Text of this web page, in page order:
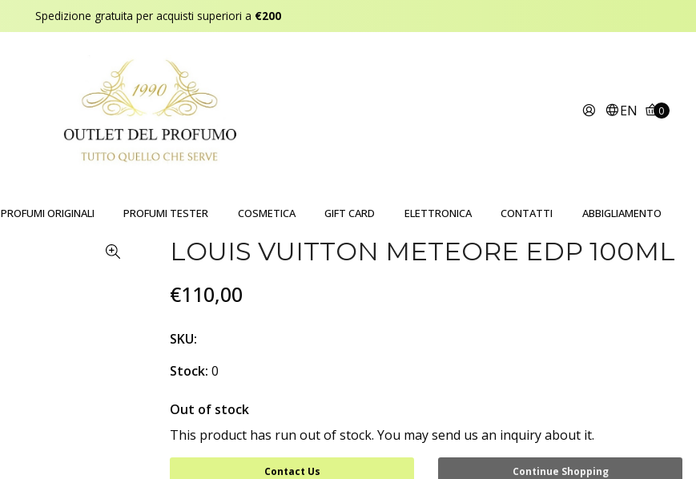
Spedizione gratuita per acquisti superiori a €200
EN 0
PROFUMI ORIGINALI PROFUMI TESTER COSMETICA GIFT CARD ELETTRONICA CONTATTI ABBIGLIAMENTO
LOUIS VUITTON METEORE EDP 100ML
€110,00
SKU:
Stock: 0
Out of stock
This product has run out of stock. You may send us an inquiry about it.
Contact Us Continue Shopping